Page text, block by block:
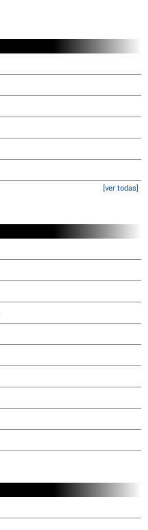
[ver todas]